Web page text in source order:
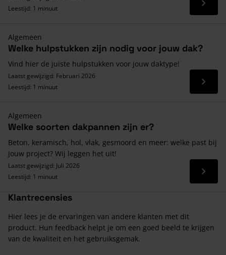
Leestijd: 1 minuut
Lees
Algemeen
Welke hulpstukken zijn nodig voor jouw dak?
Vind hier de juiste hulpstukken voor jouw daktype!
Laatst gewijzigd: Februari 2026
Leestijd: 1 minuut
Lees
Algemeen
Welke soorten dakpannen zijn er?
Beton, keramisch, hol, vlak, gesmoord en meer: welke past bij
jouw project? Wij leggen het uit!
Laatst gewijzigd: Juli 2026
Leestijd: 1 minuut
Lees
Klantrecensies
Hier lees je de ervaringen van andere klanten met dit
product. Hun feedback helpt je om een goed beeld te krijgen
van de kwaliteit en het gebruiksgemak.